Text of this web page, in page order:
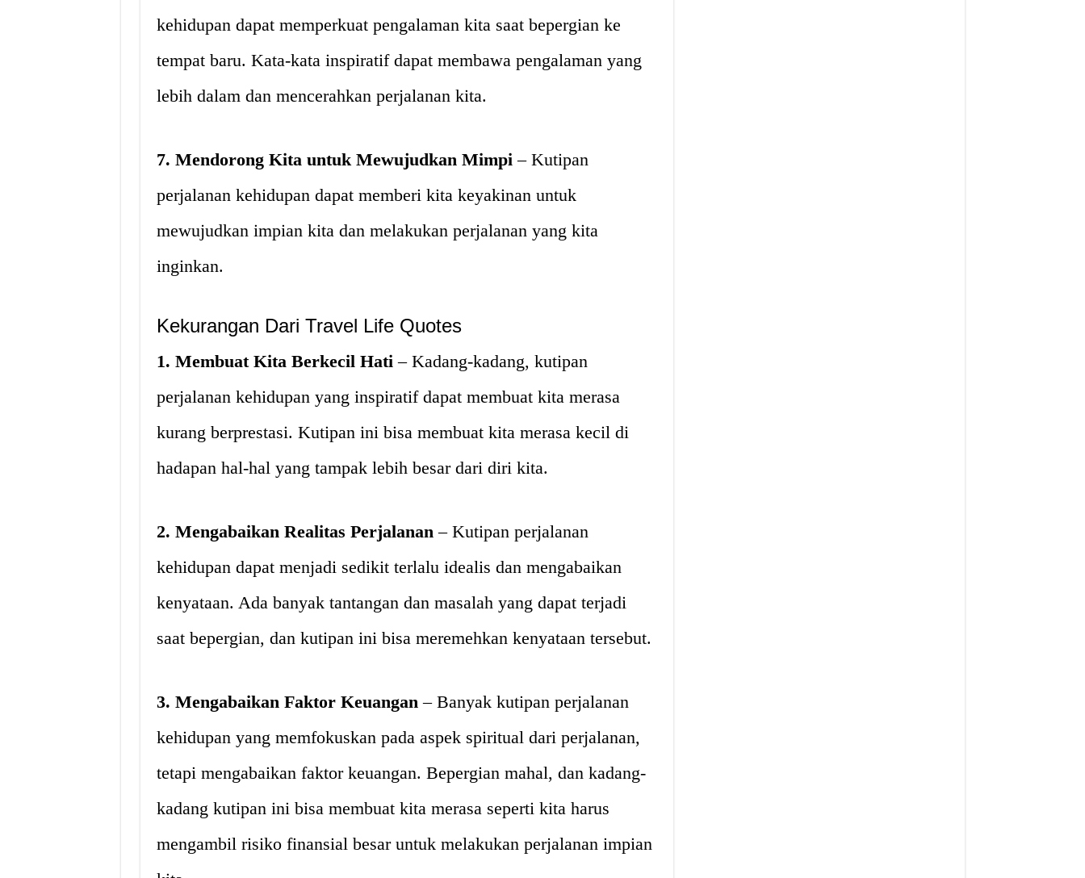
kehidupan dapat memperkuat pengalaman kita saat bepergian ke
tempat baru. Kata-kata inspiratif dapat membawa pengalaman yang
lebih dalam dan mencerahkan perjalanan kita.
7. Mendorong Kita untuk Mewujudkan Mimpi– Kutipan
perjalanan kehidupan dapat memberi kita keyakinan untuk
mewujudkan impian kita dan melakukan perjalanan yang kita
inginkan.
Kekurangan Dari Travel Life Quotes
1. Membuat Kita Berkecil Hati– Kadang-kadang, kutipan
perjalanan kehidupan yang inspiratif dapat membuat kita merasa
kurang berprestasi. Kutipan ini bisa membuat kita merasa kecil di
hadapan hal-hal yang tampak lebih besar dari diri kita.
2. Mengabaikan Realitas Perjalanan– Kutipan perjalanan
kehidupan dapat menjadi sedikit terlalu idealis dan mengabaikan
kenyataan. Ada banyak tantangan dan masalah yang dapat terjadi
saat bepergian, dan kutipan ini bisa meremehkan kenyataan tersebut.
3. Mengabaikan Faktor Keuangan– Banyak kutipan perjalanan
kehidupan yang memfokuskan pada aspek spiritual dari perjalanan,
tetapi mengabaikan faktor keuangan. Bepergian mahal, dan kadang-
kadang kutipan ini bisa membuat kita merasa seperti kita harus
mengambil risiko finansial besar untuk melakukan perjalanan impian